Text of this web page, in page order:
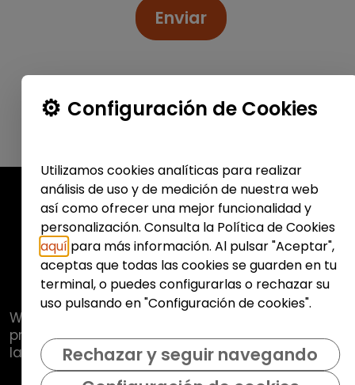
Enviar
Web de
pretende promover y fomentar la inclusión
laboral de colectivos vulnerables.
Configuración de Cookies
Utilizamos cookies analíticas para realizar
análisis de uso y de medición de nuestra web
así como ofrecer una mejor funcionalidad y
personalización. Consulta la Política de Cookies
aquí para más información. Al pulsar "Aceptar",
aceptas que todas las cookies se guarden en tu
terminal, o puedes configurarlas o rechazar su
uso pulsando en "Configuración de cookies".
Rechazar y seguir navegando